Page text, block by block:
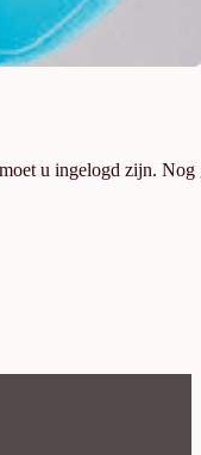
u ingelogd zijn. Nog